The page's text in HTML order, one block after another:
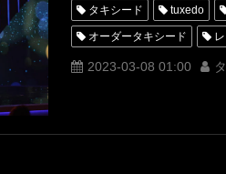
タキシード tuxedo
オーダータキシード
MUNETAKAYOKOYAMA
2023-03-08 01:00